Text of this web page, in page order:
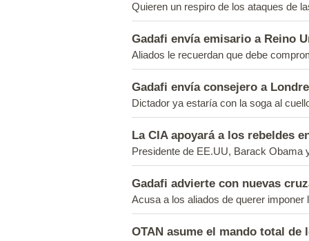
Quieren un respiro de los ataques de
Gadafi envía emisario a Reino
Aliados le recuerdan que debe
Gadafi envía consejero a
Dictador ya estaría con la soga al
La CIA apoyará a los rebeldes
Presidente de EE.UU, Barack Obama
Gadafi advierte con nuevas
Acusa a los aliados de querer imponer
OTAN asume el mando total de